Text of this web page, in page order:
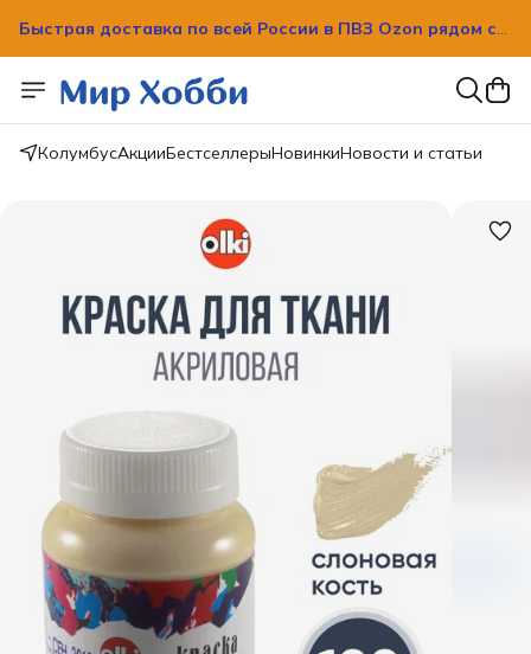
вашим домом!
вашим домом!
КолумбусАкцииБестселлерыНовинкиНовости и статьи